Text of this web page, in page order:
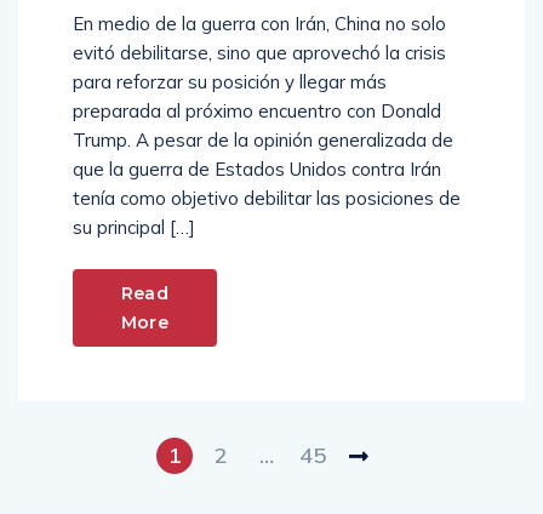
En medio de la guerra con Irán, China no solo
evitó debilitarse, sino que aprovechó la crisis
para reforzar su posición y llegar más
preparada al próximo encuentro con Donald
Trump. A pesar de la opinión generalizada de
que la guerra de Estados Unidos contra Irán
tenía como objetivo debilitar las posiciones de
su principal […]
Read
More
1 2 … 45